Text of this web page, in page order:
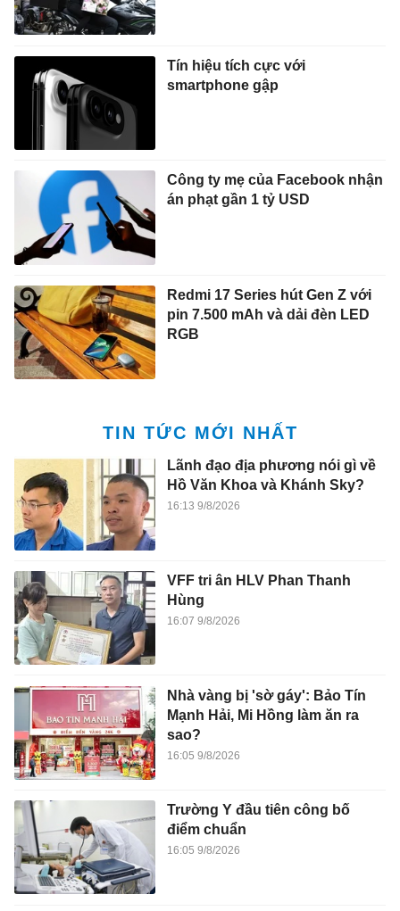
Tín hiệu tích cực với
smartphone gập
Công ty mẹ của Facebook nhận
án phạt gần 1 tỷ USD
Redmi 17 Series hút Gen Z với
pin 7.500 mAh và dải đèn LED
RGB
TIN TỨC MỚI NHẤT
Lãnh đạo địa phương nói gì về
Hồ Văn Khoa và Khánh Sky?
16:13 9/8/2026
VFF tri ân HLV Phan Thanh
Hùng
16:07 9/8/2026
Nhà vàng bị 'sờ gáy': Bảo Tín
Mạnh Hải, Mi Hồng làm ăn ra
sao?
16:05 9/8/2026
Trường Y đầu tiên công bố
điểm chuẩn
16:05 9/8/2026